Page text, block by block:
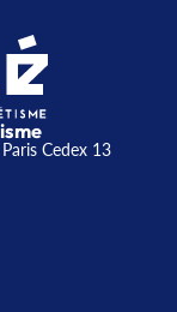
Cedex 13